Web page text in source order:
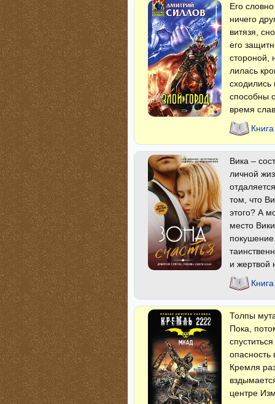
Его
ничего
витязя,
его
стороной,
лилась
сходились
способны
время
Вика –
личной
том, что
этого? А
место
и жертвой
Толпы
Пока,
опасность
Кремля
центре